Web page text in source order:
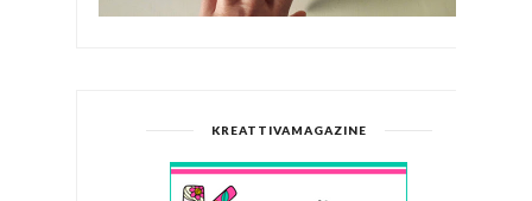
KREATTIVAMAGAZINE